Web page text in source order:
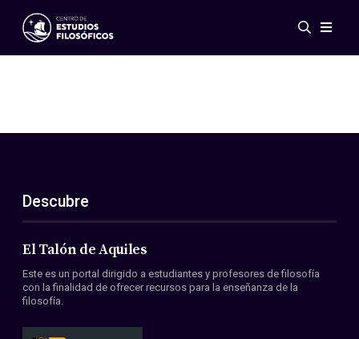
Eventos
ES
EN
Acerca de nosotros
Miembros
Convenios
Descubre
El Talón de Aquiles
Este es un portal dirigido a estudiantes y profesores de filosofía
con la finalidad de ofrecer recursos para la enseñanza de la
filosofía.